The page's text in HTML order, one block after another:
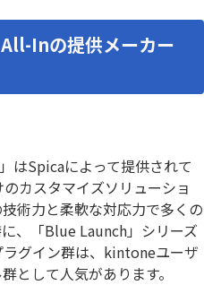
Inの提供メーカー
はSpicaによって提供されて
カスタマイズソリューショ
術力と柔軟な対応力で多くの
、「Blue Launch」シリーズ
グイン群は、kintoneユーザ
として人気があります。